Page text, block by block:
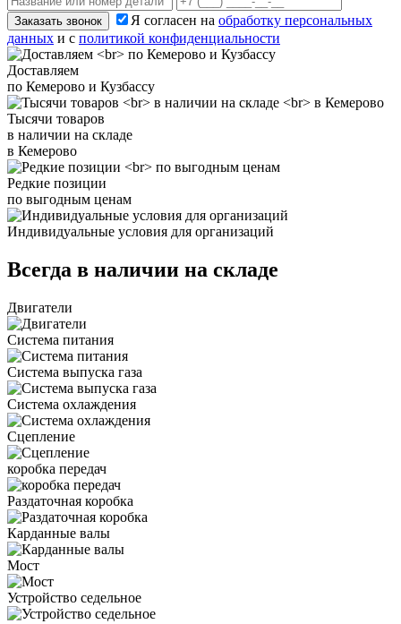
Заказать звонок Я согласен на обработку персональных
данных и с политикой конфиденциальности
Доставляем
по Кемерово и Кузбассу
Тысячи товаров
в наличии на складе
в Кемерово
Редкие позиции
по выгодным ценам
Индивидуальные условия для организаций
Всегда в наличии на складе
Двигатели
Система питания
Система выпуска газа
Система охлаждения
Сцепление
коробка передач
Раздаточная коробка
Карданные валы
Мост
Устройство седельное